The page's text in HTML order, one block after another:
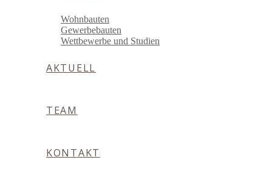
Wohnbauten
Gewerbebauten
Wettbewerbe und Studien
AKTUELL
TEAM
KONTAKT